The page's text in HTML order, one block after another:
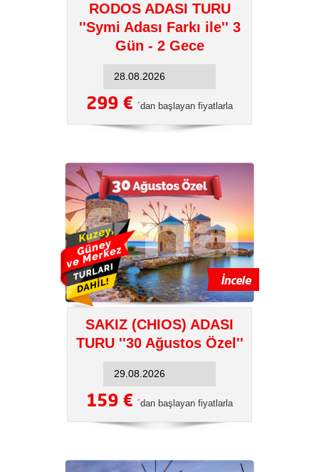
RODOS ADASI TURU
''Symi Adası Farkı ile'' 3
Gün - 2 Gece
299 € ´dan başlayan fiyatlarla
SAKIZ (CHIOS) ADASI
TURU ''30 Ağustos Özel''
159 € ´dan başlayan fiyatlarla